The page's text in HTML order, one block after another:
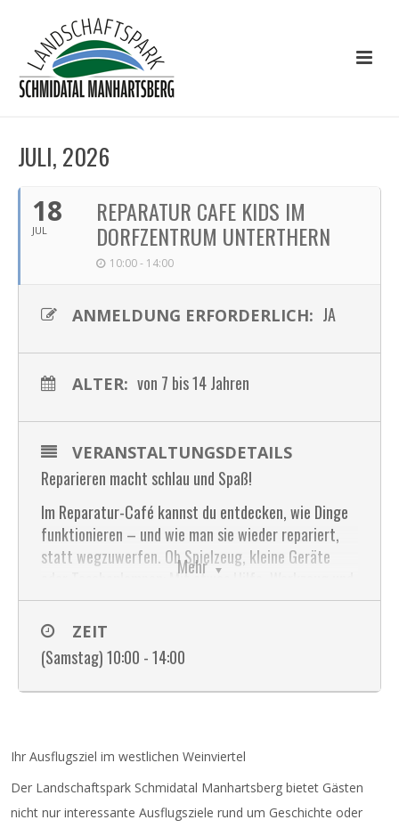
JULI, 2026
18
JUL
REPARATUR CAFE KIDS IM
DORFZENTRUM UNTERTHERN
10:00 - 14:00
ANMELDUNG ERFORDERLICH: JA
ALTER: von 7 bis 14 Jahren
Mehr
VERANSTALTUNGSDETAILS
Reparieren macht schlau und Spaß!
Im Reparatur-Café kannst du entdecken, wie Dinge
funktionieren – und wie man sie wieder repariert,
statt wegzuwerfen. Ob Spielzeug, kleine Geräte
oder Taschenlampen: Mit etwas Hilfe, Werkzeug und
Neugier klappt das oft ganz leicht!
Außerdem lernst du spannende Technik kennen –
wie 3D-Druck, 3D-Scan oder Elektronik – und kannst
trotzdem viel über Technik lernen – ganz ohne
eigenes Gerät.
Kosten:20€/ Kind
ZEIT
(Samstag) 10:00 - 14:00
Ihr Ausflugsziel im westlichen Weinviertel
Der Landschaftspark Schmidatal Manhartsberg bietet Gästen
nicht nur interessante Ausflugsziele rund um Geschichte oder